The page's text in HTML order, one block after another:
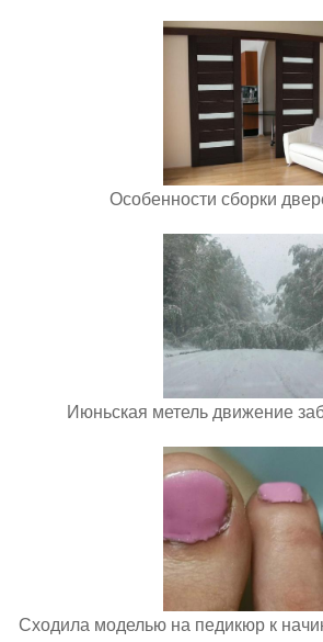
Особенности сборки
Июньская метель движение
Сходила моделью на педикюр к